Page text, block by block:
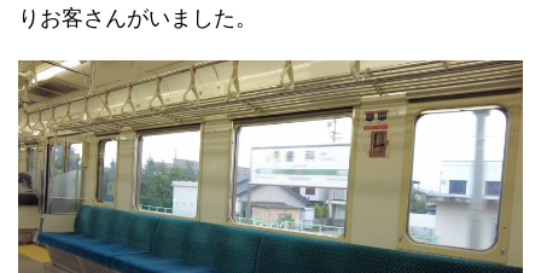
りお客さんがいました。